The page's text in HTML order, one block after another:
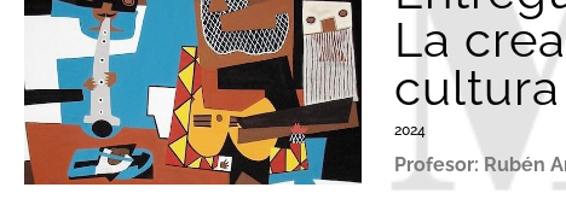
La
cultura
2024
Profesor: Rubén